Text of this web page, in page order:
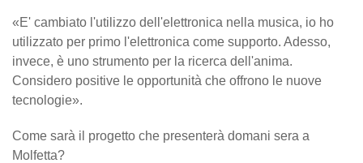
«E' cambiato l'utilizzo dell'elettronica nella musica, io ho
utilizzato per primo l'elettronica come supporto. Adesso,
invece, è uno strumento per la ricerca dell'anima.
Considero positive le opportunità che offrono le nuove
tecnologie».
Come sarà il progetto che presenterà domani sera a
Molfetta?